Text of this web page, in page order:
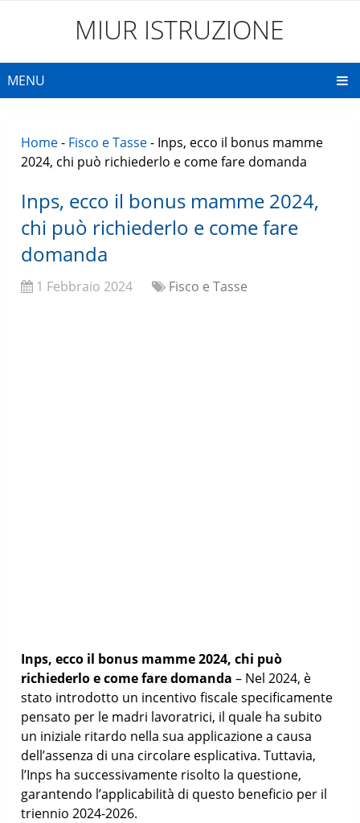
MIUR ISTRUZIONE
MENU
Home- Fisco e Tasse- Inps, ecco il bonus mamme
2024, chi può richiederlo e come fare domanda
Inps, ecco il bonus mamme 2024,
chi può richiederlo e come fare
domanda
1 Febbraio 2024 Fisco e Tasse
Inps, ecco il bonus mamme 2024, chi può
richiederlo e come fare domanda – Nel 2024, è
stato introdotto un incentivo fiscale specificamente
pensato per le madri lavoratrici, il quale ha subito
un iniziale ritardo nella sua applicazione a causa
dell’assenza di una circolare esplicativa. Tuttavia,
l’Inps ha successivamente risolto la questione,
garantendo l’applicabilità di questo beneficio per il
triennio 2024-2026.